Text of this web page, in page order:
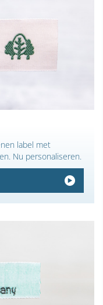
label met
Nu personaliseren.